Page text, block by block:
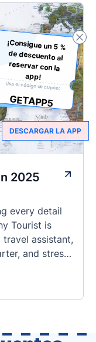
2025
every detail
Tourist is
assistant,
and stress-
Unique?
combines
as
¡Consigue un 5 %
de descuento al
reservar con la
app!
Usa el código de cupón:
GETAPP5
DESCARGAR LA APP